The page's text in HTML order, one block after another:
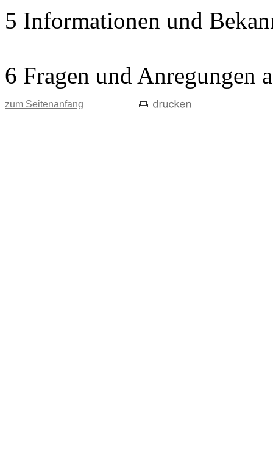
5 Informationen und
6 Fragen und Anregungen
zum Seitenanfang